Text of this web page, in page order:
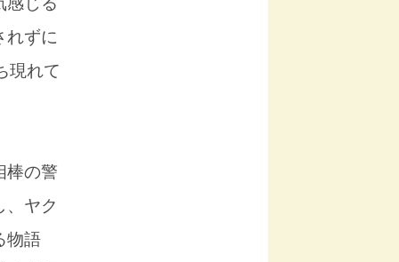
れずに
現れて
棒の警
、ヤク
物語